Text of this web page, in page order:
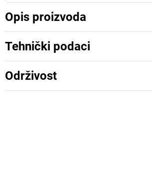
Opis proizvoda
Tehnički podaci
Održivost